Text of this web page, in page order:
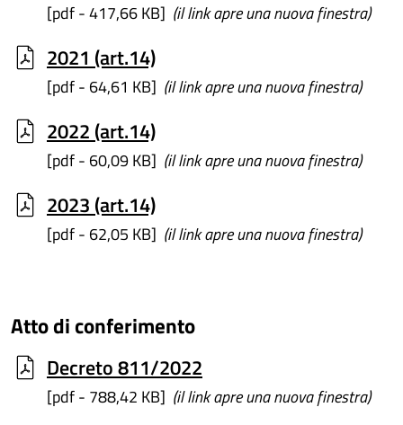
[pdf - 417,66 KB] (il link apre una nuova finestra)
2021 (art.14)
[pdf - 64,61 KB] (il link apre una nuova finestra)
2022 (art.14)
[pdf - 60,09 KB] (il link apre una nuova finestra)
2023 (art.14)
[pdf - 62,05 KB] (il link apre una nuova finestra)
Atto di conferimento
Decreto 811/2022
[pdf - 788,42 KB] (il link apre una nuova finestra)